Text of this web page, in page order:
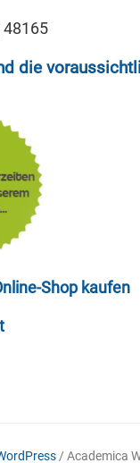
die
Shop kaufen
/ Academica